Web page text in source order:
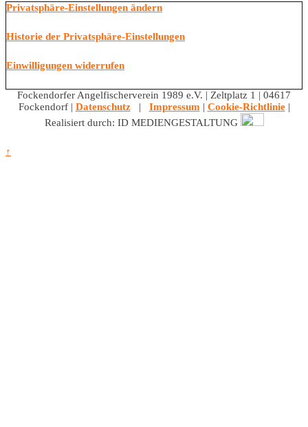
Privatsphäre-Einstellungen ändern
Historie der Privatsphäre-Einstellungen
Einwilligungen widerrufen
Fockendorfer Angelfischerverein 1989 e.V. | Zeltplatz 1 | 04617
Fockendorf | Datenschutz| Impressum| Cookie-Richtlinie|
Realisiert durch: ID MEDIENGESTALTUNG
↑